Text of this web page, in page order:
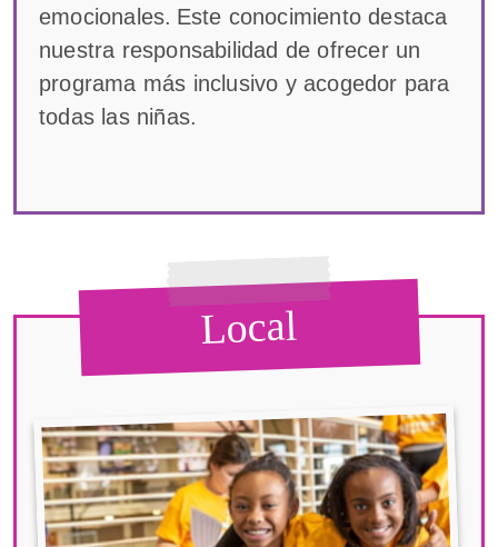
emocionales. Este conocimiento destaca
nuestra responsabilidad de ofrecer un
programa más inclusivo y acogedor para
todas las niñas.
Local